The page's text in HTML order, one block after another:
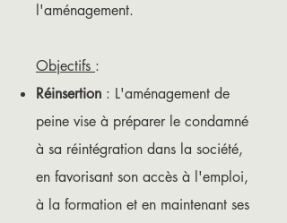
l'aménagement.
Objectifs :
Réinsertion : L'aménagement de
peine vise à préparer le condamné
à sa réintégration dans la société,
en favorisant son accès à l'emploi,
à la formation et en maintenant ses